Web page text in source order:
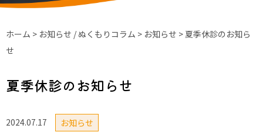
ホーム > お知らせ / ぬくもりコラム > お知らせ > 夏季休診のお知ら
せ
夏季休診のお知らせ
2024.07.17 お知らせ